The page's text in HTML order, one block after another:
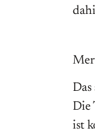
Die
ist